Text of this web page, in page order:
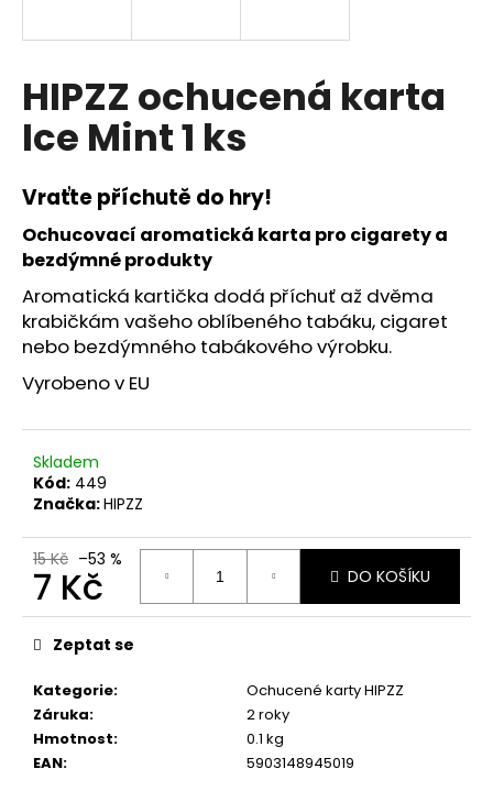
HIPZZ ochucená karta
Ice Mint 1 ks
Vraťte příchutě do hry!
Ochucovací aromatická karta pro cigarety a
bezdýmné produkty
Aromatická kartička dodá příchuť až dvěma
krabičkám vašeho oblíbeného tabáku, cigaret
nebo bezdýmného tabákového výrobku.
Vyrobeno v EU
Skladem
Kód: 449
Značka:HIPZZ
15 Kč –53 %
7 Kč
Měrná
cena:
DO KOŠÍKU
Kategorie:
Ochucené karty HIPZZ
Záruka:
2 roky
Hmotnost:
0.1 kg
EAN: 5903148945019
Zeptat se
í
t
?
HLEDAT